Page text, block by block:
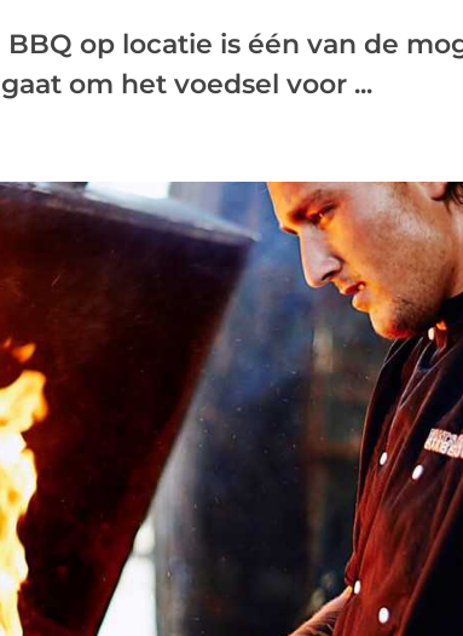
BBQ op locatie is één van de
om het voedsel voor ...